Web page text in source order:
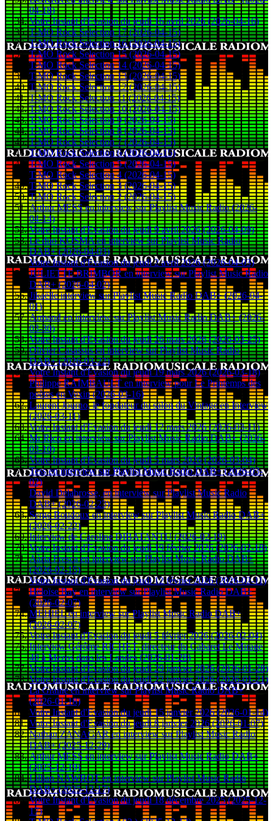
04-18)
Votre Instant d'Evasion du jeudi 16 avril 2026 (2026-04-16)
T-MO Rock Selection 17 (2026-04-15)
T-MO Rock Selection 16 (2026-04-15)
T-MO Rock Selection 15 (2026-04-15)
T-MO Rock Selection 14 (2026-04-15)
T-MO Rock Selection 13 (2026-04-15)
T-MO Rock Selection 12 (2026-04-15)
T-MO Rock Selection 11 (2026-04-15)
T-MO Rock Selection 10 (2026-04-15)
T-MO Rock Selection 9 (2026-04-15)
T-MO Rock Selection 8 (2026-04-15)
T-MO Rock Selection 7 (2026-04-15)
T-MO Rock Selection 6 (2026-04-15)
T-MO Rock Selection 5 (2026-04-15)
T-MO Rock Selection 4 (2026-04-15)
T-MO Rock Selection 3 (2026-04-15)
T-MO Rock Selection 2 (2026-04-15)
Arthur MESS en interview sur Playlist Music Radio (2026-
04-14)
Votre Instant d'Evasion du jeudi 9 avril 2026 (2026-04-09)
Le duo KOSMA en interview sur Playlist Music Radio
DAB+ (2026-04-03)
Votre Instant d'Evasion du jeudi 2 avril 2026 (2026-04-03)
JULIETTE BRIMBOR en interview sur Playlist Music Radio
DAB+ (2026-04-02)
Jikaëlle interview sur Playlist Music Radio DAB+ (2026-04-
01)
Armand en interview sur Playlist Music Radio DAB+ (2026-
03-30)
Votre Instant d'Evasion du jeudi 26 mars 2026 (2026-03-25)
Olivier Casassus en interview sur Playlist Music Radio
DAB+ (2026-03-22)
Votre Instant d'Evasion du jeudi 19 mars 2026 (2026-03-18)
Philippe RAIMBAULT en interview pour Le Printemps des
poètes en Vexin (2026-03-16)
Laurent Journo, le fondateur du salon du Vintage en Interview
(2026-03-11)
Votre Instant d'Evasion du jeudi 12 mars 2026 (2026-03-11)
Mr Rico en interview sur Playlist Music Radio DAB+ (2026-
03-10)
Votre Instant d'Evasion du jeudi 5 mars 2026 (2026-03-04)
Tess en interview sur Playlist Music Radio DAB+ (2026-03-
02)
David Delabrosse, en interview sur Playlist Music Radio
DAB+ (2026-02-23)
Serge Boudoux en interview sur Playlist Music Radio DAB+
(2026-02-22)
Interview de Caroline DIBATANTU (2026-02-19)
Votre Instant d'Evasion du jeudi 19 février 2026 (2026-02-18)
Aària Fresca en interview sur Playlist Music Radio DAB+
(2026-02-15)
Votre Instant d'Evasion du jeudi 12 février 2026 (2026-02-11)
Héloïse Bay en interview sur Playlist Music Radio DAB+
(2026-02-07)
MEHIEL en interview sur Playlist Music Radio DAB+
(2026-02-07)
Votre Instant d'Evasion du jeudi 5 février 2026 (2026-02-04)
Interview Gérôme RICHET, directeur du Cabaret Le Mirage
40 à Mezos dans les Landes (2026-01-28)
Votre Instant d'Evasion du jeudi 29 janvier 2026 (2026-01-28)
Votre Instant d'Evasion du jeudi 22 janvier 2026 (2026-01-21)
La Graine en interview sur Playlist Music Radio DAB+
(2026-01-18)
Votre Instant d'Evasion du jeudi 15 janvier 2026 (2026-01-14)
Votre Instant d'Evasion du jeudi 8 janvier 2026 (2026-01-07)
Nathan ZANAGAR en interview sur Playlist Music Radio
DAB+ (2025-12-29)
Arthur MESS en interview sur Playlist Music Radio DAB+
(2025-12-19)
Lillian NAWROT en interview sur Playlist Music Radio
DAB+ (2025-12-17)
Votre Instant d'Evasion du jeudi 18 décembre 2025 (2025-12-
17)